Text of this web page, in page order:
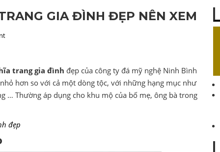
GIA ĐÌNH ĐẸP NÊN XEM
trang gia đình đẹp của công ty đá mỹ nghệ Ninh Bình
hơn so với cả một dòng tộc, với những hạng mục như
… Thường áp dụng cho khu mộ của bố mẹ, ông bà trong
đẹp